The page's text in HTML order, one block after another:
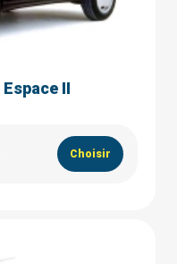
II
Choisir